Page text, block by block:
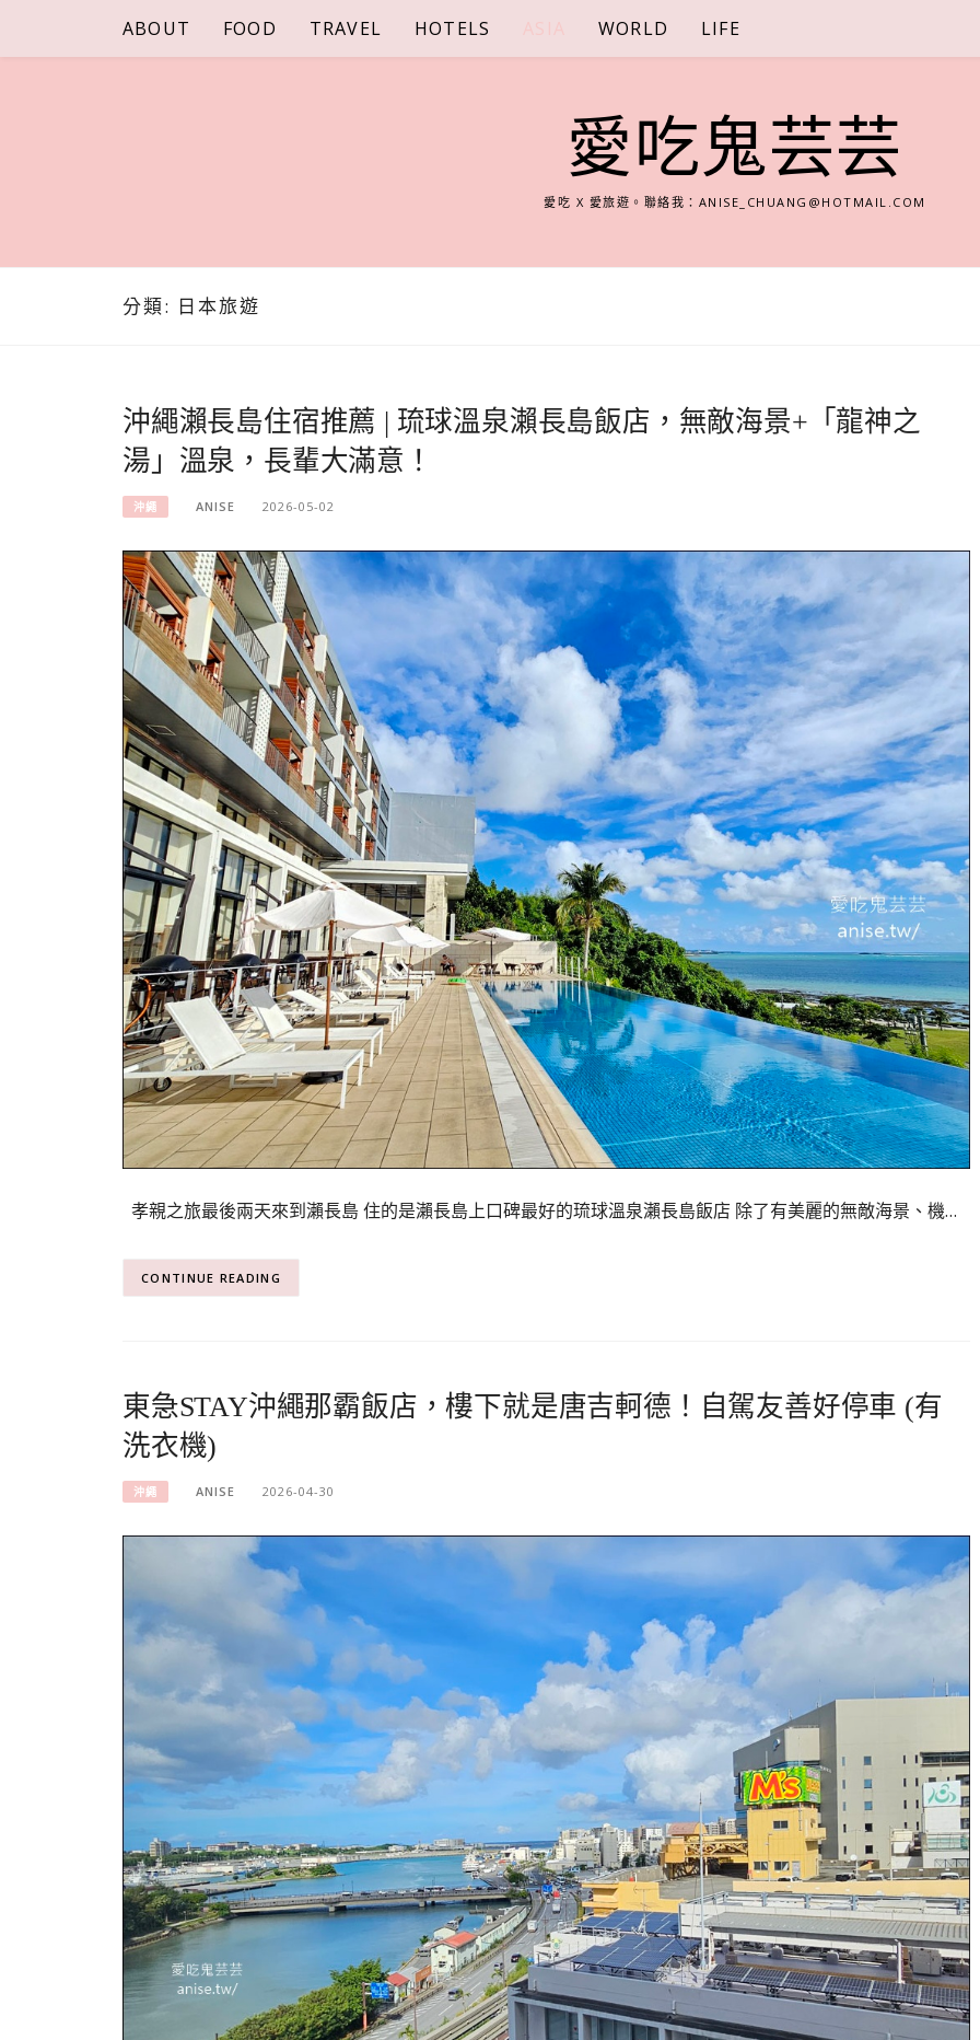
content
ABOUT FOOD TRAVEL HOTELS WORLD LIFE
愛吃鬼芸芸
愛吃 X 愛旅遊。聯絡我： ANISE_CHUANG@HOTMAIL.COM
分類: 日本旅遊
沖繩瀨長島住宿推薦 | 琉球溫泉瀨長島飯店，無敵海景+「龍神之
湯」溫泉，長輩大滿意！
沖繩 ANISE 2026-05-02
孝親之旅最後兩天來到瀨長島 住的是瀨長島上口碑最好的琉球溫泉瀨長島飯店 除了有美麗的無敵海景、機…
CONTINUE READING
東急STAY沖繩那霸飯店，樓下就是唐吉軻德！自駕友善好停車 (有
洗衣機)
沖繩 ANISE 2026-04-30